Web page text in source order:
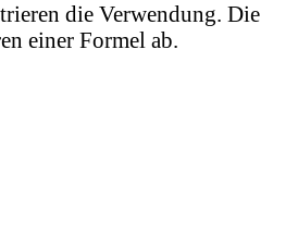
die Verwendung. Die
einer Formel ab.